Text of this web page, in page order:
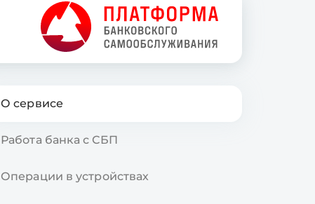
О cервисе
Работа банка с СБП
Операции в устройствах